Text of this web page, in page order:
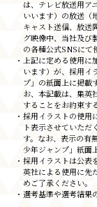
は、テレビ放送用ア
いいます）の放送（
キャスト送信、放送
グ映像中、当社及び
の各種公式SNSにて
・上記に定める使用
います）が、採用イ
プ」の紙面上に掲載
お、本記載は、集英
することをお約束す
・採用イラストの使
ト表示させていただ
す。なお、表示の有
少年ジャンプ」紙面
・採用イラストは公
英社による使用に先
めご了承ください。
・選考基準や選考結果